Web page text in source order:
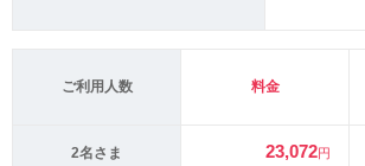
ご利用人数 料金
2名さま 23,072円